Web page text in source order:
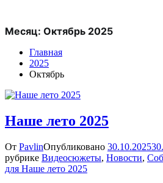
Месяц: Октябрь 2025
Главная
2025
Октябрь
Наше лето 2025
От PavlinОпубликовано 30.10.2025
рубрике Видеосюжеты, Новости,
для Наше лето 2025